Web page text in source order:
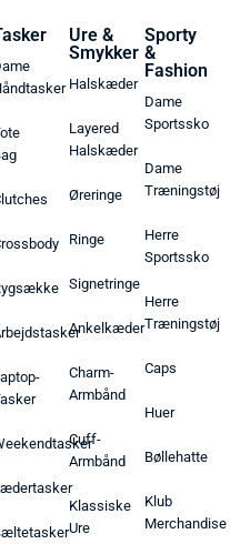
Ure &
Smykker
Halskæder
Layered
Halskæder
Øreringe
Ringe
Signetringe
Ankelkæder
Charm-
Armbånd
Cuff-
Armbånd
Klassiske
Ure
Sporty
&
Fashion
Dame
Sportssko
Dame
Træningstøj
Herre
Sportssko
Herre
Træningstøj
Caps
Huer
Bøllehatte
Klub
Merchandise